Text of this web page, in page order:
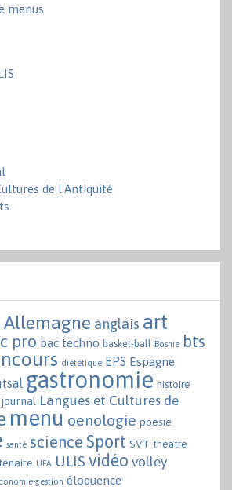
menus
de l'Antiquité
Allemagne anglais art
pro bac techno basket-ball Bosnie bts
diététique EPS Espagne
gastronomie histoire
journal Langues et Cultures de
menu oenologie poésie
santé science Sport SVT théâtre
UFA ULIS vidéo volley
gestion éloquence